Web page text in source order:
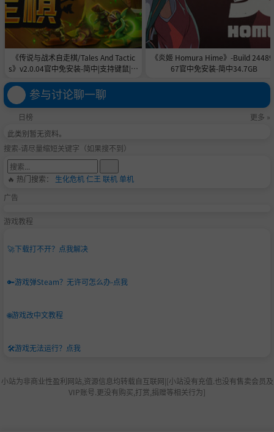
《传说与战术自走棋/Tales And Tactic
s》v2.0.04官中免安装-简中|支持键鼠|容
《炎姬 Homura Hime》-Build
67官中免安装-简中34.7GB
参与讨论聊一聊
日榜
更多 »
此类别暂无资料。
搜索-请尽量缩短关键字（如果搜不到）
🔥 热门搜索： 生化危机仁王 联机单机
广告
游戏教程
🚀下载打不开？点我解决
🔑游戏弹Steam？无许可怎么办-点我
🌐游戏改中文教程
🛠️游戏无法运行？点我
小站为非商业性盈利网站,资源信息均转载自互联网|[小站没有充值.也没有售卖会员及
VIP账号.更没有购买,打赏,捐赠等相关行为]